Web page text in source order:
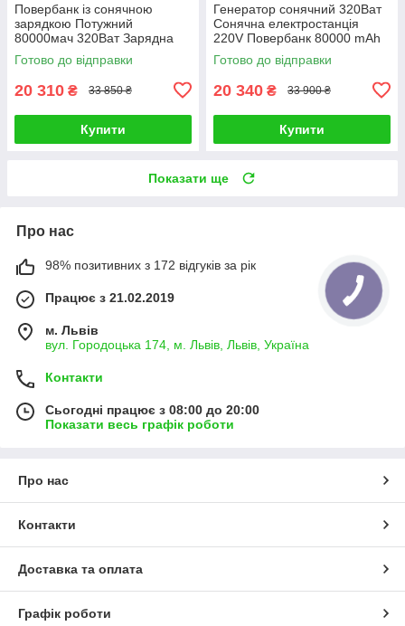
Повербанк із сонячною
зарядкою Потужний
80000мач 320Ват Зарядна
станція із сонячною панеллю
Готово до відправки
20 310 ₴ 33 850 ₴
Купити
Генератор сонячний 320Ват
Сонячна електростанція
220V Повербанк 80000 mAh
Готово до відправки
20 340 ₴ 33 900 ₴
Купити
Показати ще
Про нас
98% позитивних з 172 відгуків за рік
Працює з 21.02.2019
м. Львів
вул. Городоцька 174, м. Львів, Львів, Україна
Контакти
Сьогодні працює з 08:00 до 20:00
Показати весь графік роботи
Про нас
Контакти
Доставка та оплата
Графік роботи